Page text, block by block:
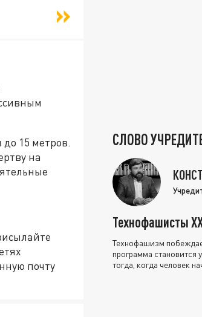
15 метров.
на
почту
СЛОВО
Технофашисты
Технофашизм
программа становится
тогда, когда человек